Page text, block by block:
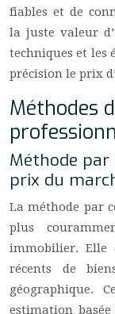
fiables et de
la juste valeur
techniques et les
précision le prix
Méthodes
Méthode par
prix du
La méthode par
plus
immobilier. Elle
récents de
géographique.
estimation